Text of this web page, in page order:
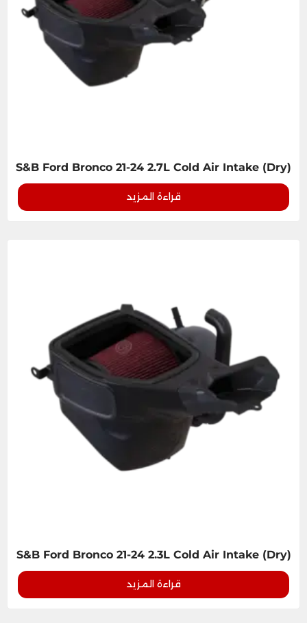
S&B Ford Bronco 21-24 2.7L Cold Air Intake (Dry)
قراءة المزيد
S&B Ford Bronco 21-24 2.3L Cold Air Intake (Dry)
قراءة المزيد